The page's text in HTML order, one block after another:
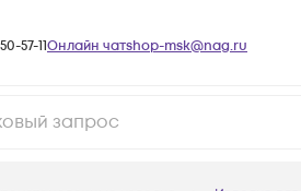
57-11Онлайн чатshop-msk@nag.ru